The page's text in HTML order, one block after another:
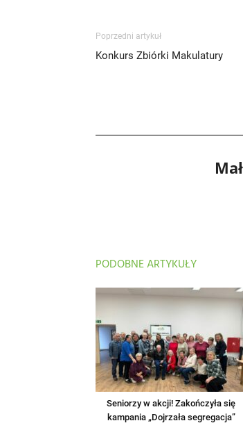
Poprzedni artykuł
Konkurs Zbiórki Makulatury
PODOBNE ARTYKUŁY
Seniorzy w akcji! Zakończyła się
kampania „Dojrzała segregacja”